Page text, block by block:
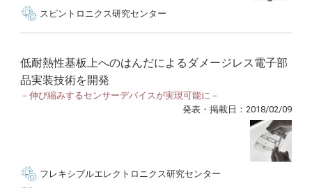
スピントロニクス研究センター
低耐熱性基板上へのはんだによるダメージレス電子部
品実装技術を開発
－伸び縮みするセンサーデバイスが実現可能に－
発表・掲載日：2018/02/09
フレキシブルエレクトロニクス研究センター